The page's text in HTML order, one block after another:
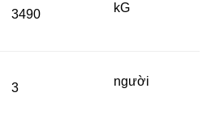
3490 kG
3 người